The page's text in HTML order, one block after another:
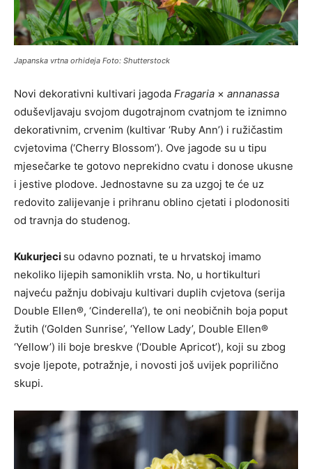
Japanska vrtna orhideja Foto: Shutterstock
Novi dekorativni kultivari jagoda Fragaria × annanassa
oduševljavaju svojom dugotrajnom cvatnjom te iznimno
dekorativnim, crvenim (kultivar ‘Ruby Ann’) i ružičastim
cvjetovima (‘Cherry Blossom’). Ove jagode su u tipu
mjesečarke te gotovo neprekidno cvatu i donose ukusne
i jestive plodove. Jednostavne su za uzgoj te će uz
redovito zalijevanje i prihranu oblino cjetati i plodonositi
od travnja do studenog.
Kukurjeci su odavno poznati, te u hrvatskoj imamo
nekoliko lijepih samoniklih vrsta. No, u hortikulturi
najveću pažnju dobivaju kultivari duplih cvjetova (serija
Double Ellen®, ‘Cinderella’), te oni neobičnih boja poput
žutih (‘Golden Sunrise’, ‘Yellow Lady’, Double Ellen®
‘Yellow’) ili boje breskve (‘Double Apricot’), koji su zbog
svoje ljepote, potražnje, i novosti još uvijek poprilično
skupi.